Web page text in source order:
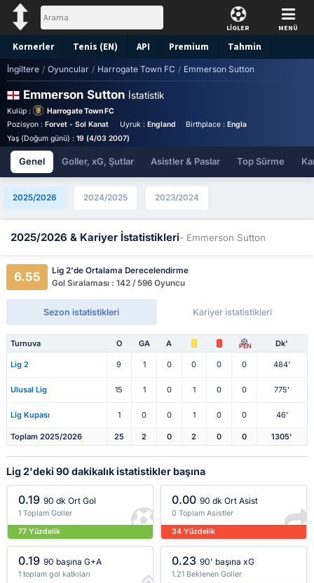
LİGLER MENÜ
Kornerler Tenis (EN) API Premium Tahmin
İngiltere / Oyuncular / Harrogate Town FC / Emmerson Sutton
Emmerson Sutton İstatistik
Kulüp :
Harrogate Town FC
Pozisyon : Forvet - Sol Kanat Uyruk : England Birthplace :England - England
Yaş (Doğum günü) : 19 (4/03 2007)
Genel Goller, xG, Şutlar Asistler & Paslar Top Sürme
2025/2026 2024/2025 2023/2024
2025/2026 & Kariyer İstatistikleri- Emmerson Sutton
6.55
Lig 2'de Ortalama Derecelendirme
Gol Sıralaması : 142 / 596 Oyuncu
Sezon istatistikleri Kariyer istatistikleri
Turnuva O GA A PEN Dk'
Lig 2 9 1 0 0 0 0 484'
Ulusal Lig 15 1 0 1 0 0 775'
Lig Kupası 1 0 0 1 0 0 46'
Toplam 2025/2026 25 2 0 2 0 0 1305'
Lig 2'deki 90 dakikalık istatistikler başına
0.19 90 dk Ort Gol
1 Toplam Goller
77 Yüzdelik
0.00 90 dk Ort Asist
0 Toplam Asistler
34 Yüzdelik
0.19 90 başına G+A
1 toplam gol katkıları
0.23 90' başına xG
1.21 Beklenen Goller